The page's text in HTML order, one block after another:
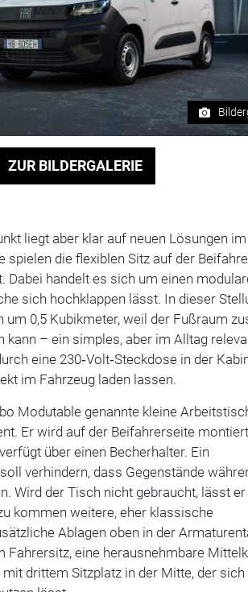
ZUR BILDERGALERIE
liegt aber klar auf neuen Lösungen im
spielen die flexiblen Sitz auf der
Dabei handelt es sich um einen
sich hochklappen lässt. In dieser
0,5 Kubikmeter, weil der Fußraum
kann – ein simples, aber im Alltag
eine 230‑Volt‑Steckdose in der
im Fahrzeug laden lassen.
Modutable genannte kleine
Er wird auf der Beifahrerseite
über einen Becherhalter. Ein
verhindern, dass Gegenstände
Wird der Tisch nicht gebraucht, lässt
kommen weitere, eher klassische
Ablagen oben in der
Fahrersitz, eine herausnehmbare
drittem Sitzplatz in der Mitte, der sich